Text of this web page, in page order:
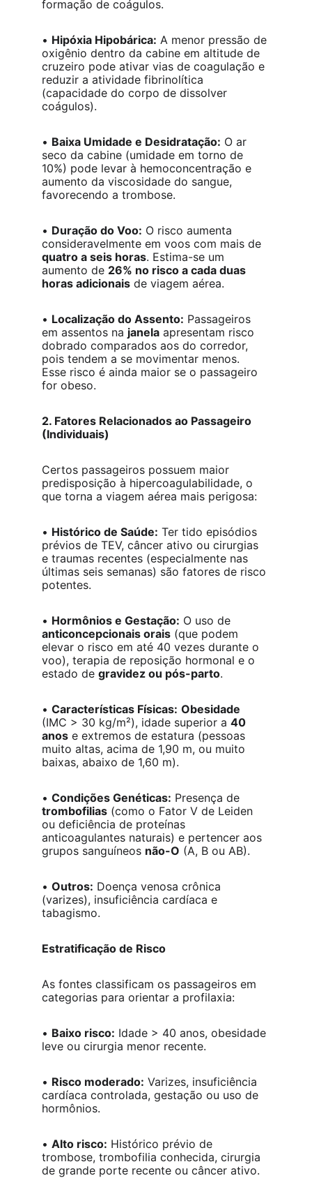
formação de coágulos.
• Hipóxia Hipobárica: A menor pressão de
oxigênio dentro da cabine em altitude de
cruzeiro pode ativar vias de coagulação e
reduzir a atividade fibrinolítica
(capacidade do corpo de dissolver
coágulos).
• Baixa Umidade e Desidratação: O ar
seco da cabine (umidade em torno de
10%) pode levar à hemoconcentração e
aumento da viscosidade do sangue,
favorecendo a trombose.
• Duração do Voo: O risco aumenta
consideravelmente em voos com mais de
quatro a seis horas. Estima-se um
aumento de 26% no risco a cada duas
horas adicionais de viagem aérea.
• Localização do Assento: Passageiros
em assentos na janela apresentam risco
dobrado comparados aos do corredor,
pois tendem a se movimentar menos.
Esse risco é ainda maior se o passageiro
for obeso.
2. Fatores Relacionados ao Passageiro
(Individuais)
Certos passageiros possuem maior
predisposição à hipercoagulabilidade, o
que torna a viagem aérea mais perigosa:
• Histórico de Saúde: Ter tido episódios
prévios de TEV, câncer ativo ou cirurgias
e traumas recentes (especialmente nas
últimas seis semanas) são fatores de risco
potentes.
• Hormônios e Gestação: O uso de
anticoncepcionais orais (que podem
elevar o risco em até 40 vezes durante o
voo), terapia de reposição hormonal e o
estado de gravidez ou pós-parto.
• Características Físicas: Obesidade
(IMC > 30 kg/m²), idade superior a 40
anos e extremos de estatura (pessoas
muito altas, acima de 1,90 m, ou muito
baixas, abaixo de 1,60 m).
• Condições Genéticas: Presença de
trombofilias (como o Fator V de Leiden
ou deficiência de proteínas
anticoagulantes naturais) e pertencer aos
grupos sanguíneos não-O (A, B ou AB).
• Outros: Doença venosa crônica
(varizes), insuficiência cardíaca e
tabagismo.
Estratificação de Risco
As fontes classificam os passageiros em
categorias para orientar a profilaxia:
• Baixo risco: Idade > 40 anos, obesidade
leve ou cirurgia menor recente.
• Risco moderado: Varizes, insuficiência
cardíaca controlada, gestação ou uso de
hormônios.
• Alto risco: Histórico prévio de
trombose, trombofilia conhecida, cirurgia
de grande porte recente ou câncer ativo.